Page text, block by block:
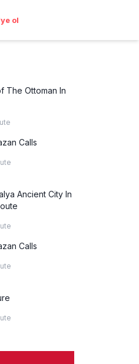
ol
The Ottoman In
Calls
Ancient City In
Calls